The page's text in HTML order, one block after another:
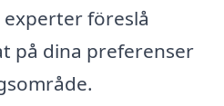
experter föreslå
på dina preferenser